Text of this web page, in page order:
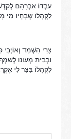
לִקְהָלוֹ שְׁבָחָיו מִי
לִקְהָלוֹ בַּצַּר לִי